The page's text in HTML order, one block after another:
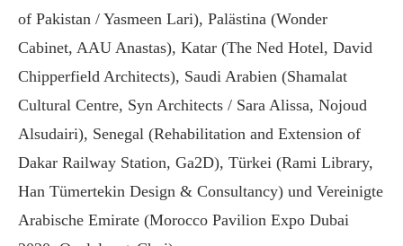
of Pakistan / Yasmeen Lari), Palästina (Wonder
Cabinet, AAU Anastas), Katar (The Ned Hotel, David
Chipperfield Architects), Saudi Arabien (Shamalat
Cultural Centre, Syn Architects / Sara Alissa, Nojoud
Alsudairi), Senegal (Rehabilitation and Extension of
Dakar Railway Station, Ga2D), Türkei (Rami Library,
Han Tümertekin Design & Consultancy) und Vereinigte
Arabische Emirate (Morocco Pavilion Expo Dubai